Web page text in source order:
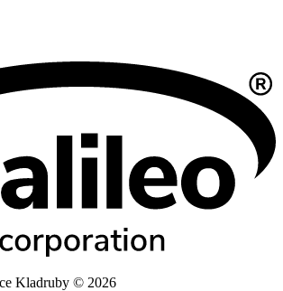
Kladruby © 2026